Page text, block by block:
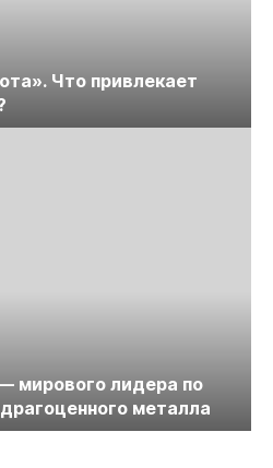
Что привлекает
мирового лидера по
металла